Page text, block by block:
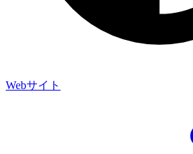
Webサイト